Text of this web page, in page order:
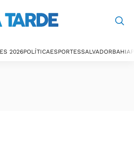
2026POLÍTICAESPORTESSALVADORBAHIA